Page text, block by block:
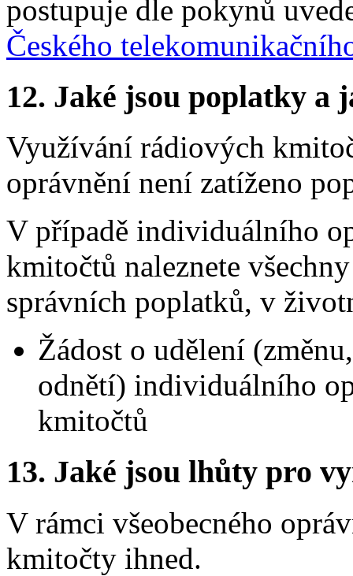
postupuje dle pokynů
Českého
12. Jaké jsou poplatky a
Využívání rádiových
oprávnění není zatíženo
V případě individuálního
kmitočtů naleznete
správních poplatků, v
Žádost o udělení
odnětí) individuálního
kmitočtů
13. Jaké jsou lhůty pro
V rámci všeobecného
kmitočty ihned.